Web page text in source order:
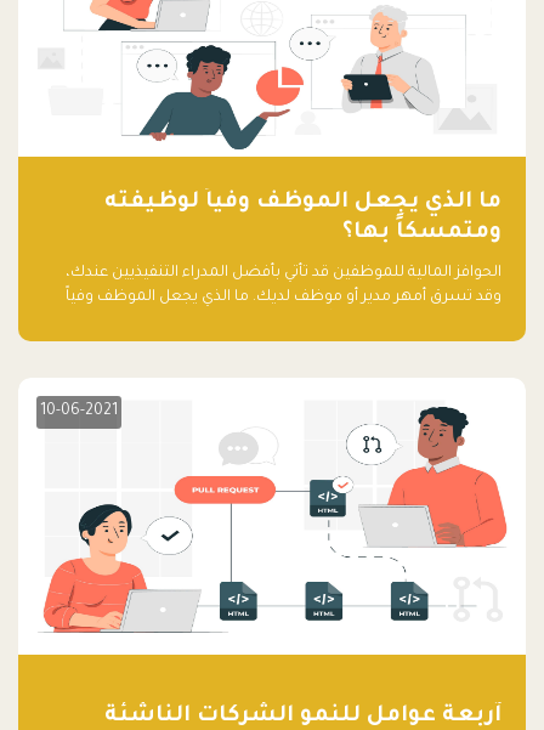
ما الذي يجعل الموظف وفياً لوظيفته
ومتمسكاً بها؟
الحوافز المالية للموظفين قد تأتي بأفضل المدراء التنفيذيين عندك،
وقد تسرق أمهر مدير أو موظف لديك. ما الذي يجعل الموظف وفياً
10-06-2021
آربعة عوامل للنمو الشركات الناشئة